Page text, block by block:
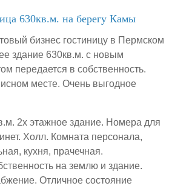
630кв.м. на берегу Камы
бизнес гостиницу в Пермском
здание 630кв.м. с новым
передается в собственность.
месте. Очень выгодное
2х этажное здание. Номера для
Холл. Комната персонала,
кухня, прачечная.
на землю и здание.
Отличное состояние